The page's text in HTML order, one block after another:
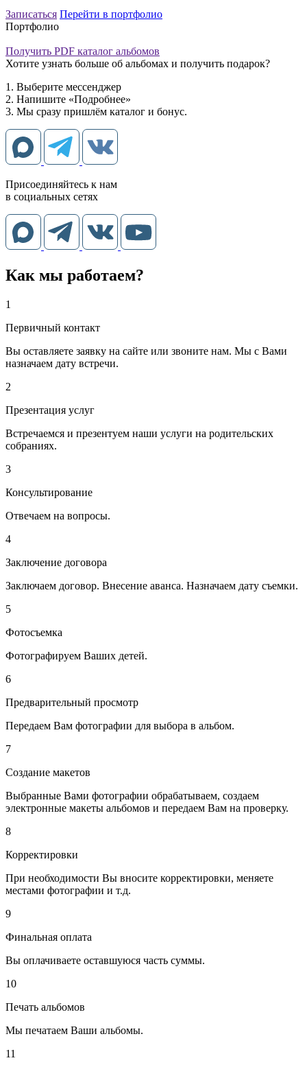
Записаться Перейти в портфолио
Портфолио
Получить PDF каталог альбомов
Хотите узнать больше об альбомах и получить подарок?
1. Выберите мессенджер
2. Напишите «Подробнее»
3. Мы сразу пришлём каталог и бонус.
Присоединяйтесь к нам
в социальных сетях
Как мы работаем?
1
Первичный контакт
Вы оставляете заявку на сайте или звоните нам. Мы с Вами
назначаем дату встречи.
2
Презентация услуг
Встречаемся и презентуем наши услуги на родительских
собраниях.
3
Консультирование
Отвечаем на вопросы.
4
Заключение договора
Заключаем договор. Внесение аванса. Назначаем дату съемки.
5
Фотосъемка
Фотографируем Ваших детей.
6
Предварительный просмотр
Передаем Вам фотографии для выбора в альбом.
7
Создание макетов
Выбранные Вами фотографии обрабатываем, создаем
электронные макеты альбомов и передаем Вам на проверку.
8
Корректировки
При необходимости Вы вносите корректировки, меняете
местами фотографии и т.д.
9
Финальная оплата
Вы оплачиваете оставшуюся часть суммы.
10
Печать альбомов
Мы печатаем Ваши альбомы.
11